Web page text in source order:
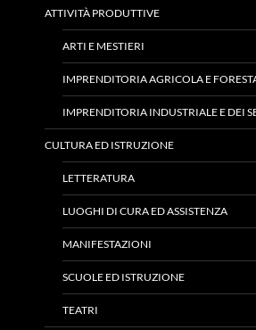
ATTIVITÀ PRODUTTIVE
ARTI E MESTIERI
IMPRENDITORIA AGRICOLA E
IMPRENDITORIA INDUSTRIALE E DEI
CULTURA ED ISTRUZIONE
LETTERATURA
LUOGHI DI CURA ED ASSISTENZA
MANIFESTAZIONI
SCUOLE ED ISTRUZIONE
TEATRI